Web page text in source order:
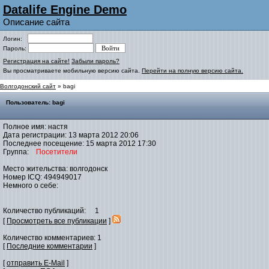
Datalife Engine Demo
Описание сайта
Логин:
Пароль:
Регистрация на сайте! Забыли пароль?
Вы просматриваете мобильную версию сайта. Перейти на полную версию сайта.
Волгодонский сайт » bagi
Пользователь: bagi
Полное имя: настя
Дата регистрации: 13 марта 2012 20:06
Последнее посещение: 15 марта 2012 17:30
Группа:
Посетители
Место жительства: волгодонск
Номер ICQ: 494949017
Немного о себе:
Количество публикаций: 1
[ Просмотреть все публикации ]
Количество комментариев: 1
[ Последние комментарии ]
[отправить E-Mail ]